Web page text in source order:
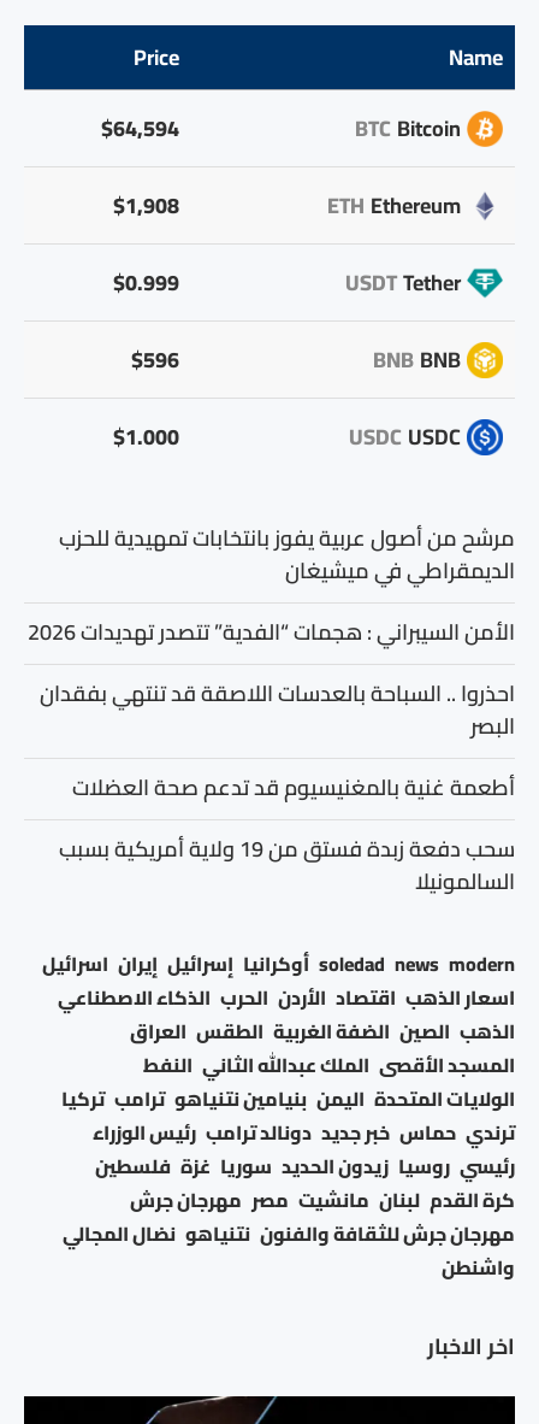
اخر الاخبار
Name
Price
Bitcoin
BTC
$64,594
Ethereum
ETH
$1,908
Tether
USDT
$0.999
BNB
BNB
$596
USDC
USDC
$1.000
مرشح من أصول عربية يفوز بانتخابات تمهيدية للحزب
الديمقراطي في ميشيغان
الأمن السيبراني : هجمات “الفدية” تتصدر تهديدات 2026
احذروا .. السباحة بالعدسات اللاصقة قد تنتهي بفقدان
البصر
أطعمة غنية بالمغنيسيوم قد تدعم صحة العضلات
سحب دفعة زبدة فستق من 19 ولاية أمريكية بسبب
السالمونيلا
modern
news
soledad أوكرانيا إسرائيل إيران اسرائيل
اسعار الذهب اقتصاد الأردن الحرب الذكاء الاصطناعي
الذهب الصين الضفة الغربية الطقس العراق
المسجد الأقصى الملك عبدالله الثاني النفط
الولايات المتحدة اليمن بنيامين نتنياهو ترامب تركيا
ترندي حماس خبر جديد دونالد ترامب رئيس الوزراء
رئيسي روسيا زيدون الحديد سوريا غزة فلسطين
كرة القدم لبنان مانشيت مصر مهرجان جرش
مهرجان جرش للثقافة والفنون نتنياهو نضال المجالي
واشنطن